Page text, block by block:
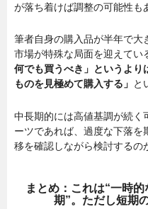
が落ち着けば調整の可能性も
筆者自身の購入品が半年で大
市場が特殊な局面を迎えてい
何でも買うべき」というより
ものを見極めて購入する」 と
中長期的には高値基調が続く
ーツであれば、過度な下落を
移を確認しながら検討するの
まとめ：これは“一時
期”。ただし短期